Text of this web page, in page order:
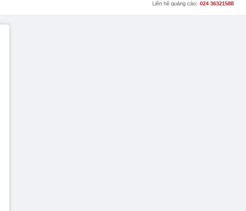
Liên hệ quảng cáo: 024 36321588